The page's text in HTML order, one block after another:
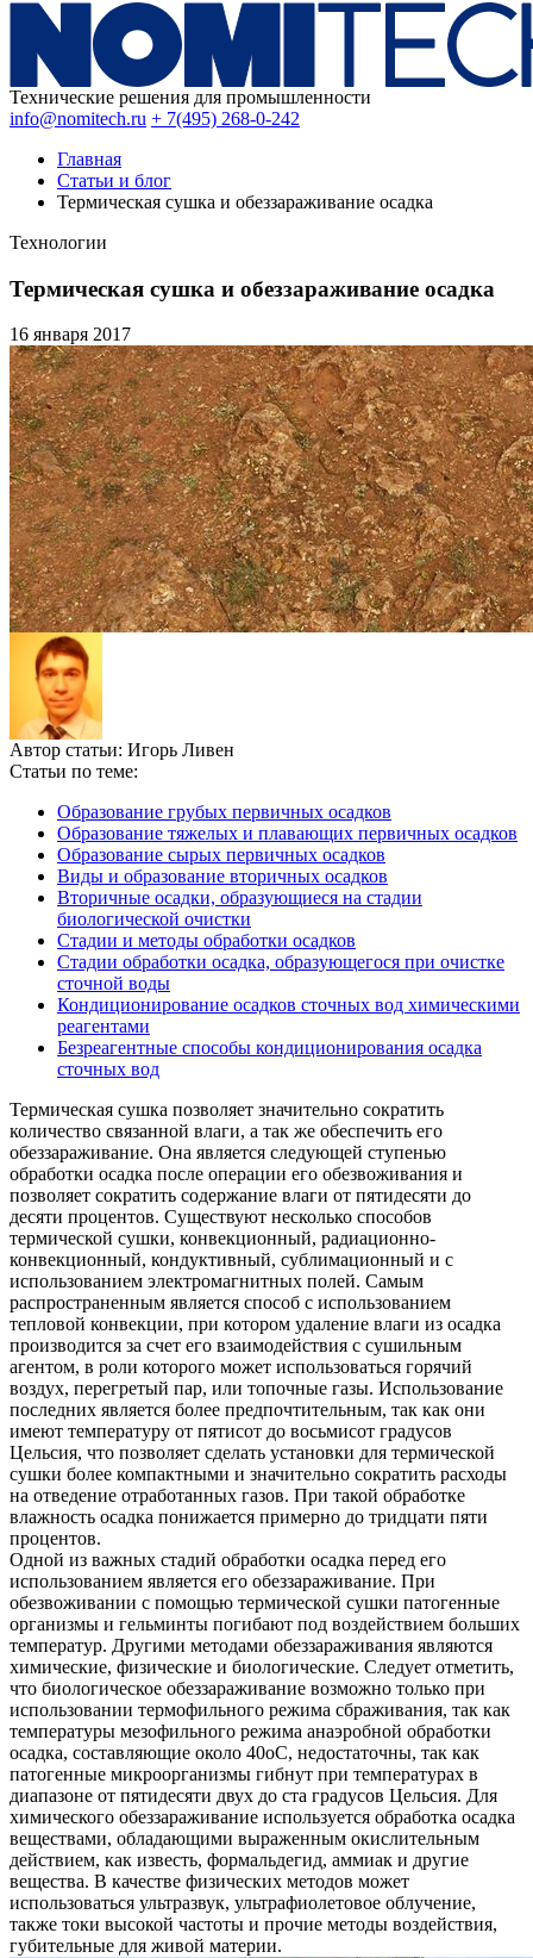
Технические решения для промышленности
info@nomitech.ru + 7(495) 268-0-242
Главная
Статьи и блог
Термическая сушка и обеззараживание осадка
Технологии
Термическая сушка и обеззараживание осадка
16 января 2017
Автор статьи: Игорь Ливен
Статьи по теме:
Образование грубых первичных осадков
Образование тяжелых и плавающих первичных осадков
Образование сырых первичных осадков
Виды и образование вторичных осадков
Вторичные осадки, образующиеся на стадии
биологической очистки
Стадии и методы обработки осадков
Стадии обработки осадка, образующегося при очистке
сточной воды
Кондиционирование осадков сточных вод химическими
реагентами
Безреагентные способы кондиционирования осадка
сточных вод
Термическая сушка позволяет значительно сократить
количество связанной влаги, а так же обеспечить его
обеззараживание. Она является следующей ступенью
обработки осадка после операции его обезвоживания и
позволяет сократить содержание влаги от пятидесяти до
десяти процентов. Существуют несколько способов
термической сушки, конвекционный, радиационно-
конвекционный, кондуктивный, сублимационный и с
использованием электромагнитных полей. Самым
распространенным является способ с использованием
тепловой конвекции, при котором удаление влаги из осадка
производится за счет его взаимодействия с сушильным
агентом, в роли которого может использоваться горячий
воздух, перегретый пар, или топочные газы. Использование
последних является более предпочтительным, так как они
имеют температуру от пятисот до восьмисот градусов
Цельсия, что позволяет сделать установки для термической
сушки более компактными и значительно сократить расходы
на отведение отработанных газов. При такой обработке
влажность осадка понижается примерно до тридцати пяти
процентов.
Одной из важных стадий обработки осадка перед его
использованием является его обеззараживание. При
обезвоживании с помощью термической сушки патогенные
организмы и гельминты погибают под воздействием больших
температур. Другими методами обеззараживания являются
химические, физические и биологические. Следует отметить,
что биологическое обеззараживание возможно только при
использовании термофильного режима сбраживания, так как
температуры мезофильного режима анаэробной обработки
осадка, составляющие около 40оС, недостаточны, так как
патогенные микроорганизмы гибнут при температурах в
диапазоне от пятидесяти двух до ста градусов Цельсия. Для
химического обеззараживание используется обработка осадка
веществами, обладающими выраженным окислительным
действием, как известь, формальдегид, аммиак и другие
вещества. В качестве физических методов может
использоваться ультразвук, ультрафиолетовое облучение,
также токи высокой частоты и прочие методы воздействия,
губительные для живой материи.